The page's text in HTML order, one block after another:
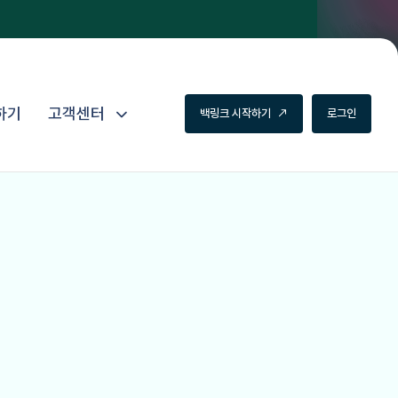
고객센터 백링크 시작하기 로그인